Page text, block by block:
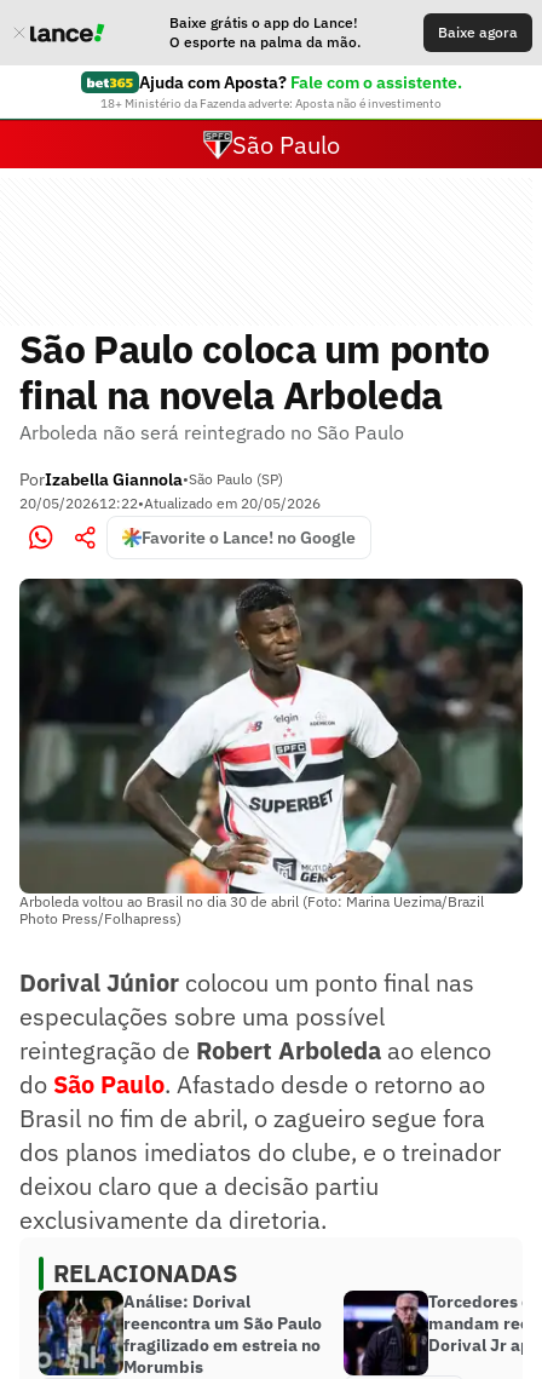
Baixe grátis o app do Lance!
O esporte na palma da mão.
Baixe agora
Ajuda com Aposta? Fale com o assistente.
18+ Ministério da Fazenda adverte: Aposta não é investimento
São Paulo
São Paulo coloca um ponto
final na novela Arboleda
Arboleda não será reintegrado no São Paulo
PorIzabella Giannola•São Paulo (SP)
20/05/202612:22•Atualizado em 20/05/2026
Favorite o Lance! no Google
Arboleda voltou ao Brasil no dia 30 de abril (Foto: Marina Uezima/Brazil
Photo Press/Folhapress)
Dorival Júnior colocou um ponto final nas
especulações sobre uma possível
reintegração de Robert Arboleda ao elenco
do São Paulo. Afastado desde o retorno ao
Brasil no fim de abril, o zagueiro segue fora
dos planos imediatos do clube, e o treinador
deixou claro que a decisão partiu
exclusivamente da diretoria.
RELACIONADAS
Análise: Dorival
reencontra um São Paulo
fragilizado em estreia no
Morumbis
Torcedores
mandam
Dorival Jr